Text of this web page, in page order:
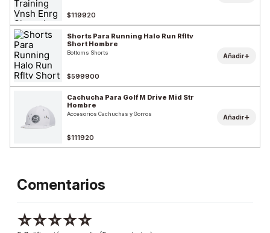
$119920
Shorts Para Running Halo Run Rfltv
Short Hombre
Bottoms Shorts
$599900
Añadir+
Cachucha Para Golf M Drive Mid Str
Hombre
Accesorios Cachuchas y Gorros
$111920
Añadir+
Comentarios
☆☆☆☆☆